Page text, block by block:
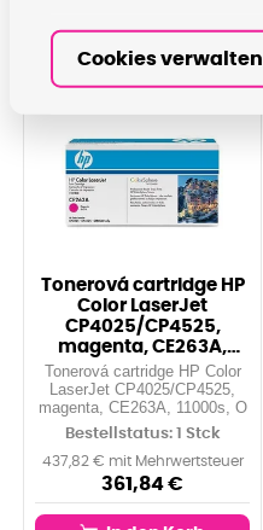
Tonerová cartridge HP
Color LaserJet
CP4025/CP4525,
magenta, CE263A,
11000s, O
Tonerová cartridge HP Color
LaserJet CP4025/CP4525,
magenta, CE263A, 11000s, O
Bestellstatus: 1 Stck
437,82 € mit Mehrwertsteuer
361,84 €
Cookies verwalten